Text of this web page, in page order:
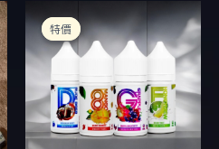
特價
特價
始
價
格：
前
價
格：
產
品
多
種
款
式。